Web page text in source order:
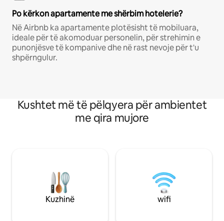
Po kërkon apartamente me shërbim hotelerie?
Në Airbnb ka apartamente plotësisht të mobiluara,
ideale për të akomoduar personelin, për strehimin e
punonjësve të kompanive dhe në rast nevoje për t'u
shpërngulur.
Kushtet më të pëlqyera për ambientet
me qira mujore
Kuzhinë wifi